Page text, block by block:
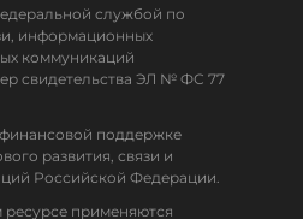
службой по
информационных
коммуникаций
свидетельства ЭЛ № ФС 77
поддержке
развития, связи и
Российской Федерации.
применяются